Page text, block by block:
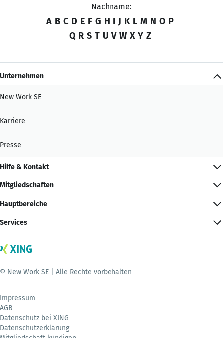
Nachname:
A B C D E F G H I J K L M N O P
Q R S T U V W X Y Z
Unternehmen
New Work SE
Karriere
Presse
Hilfe & Kontakt
Mitgliedschaften
Hauptbereiche
Services
© New Work SE | Alle Rechte vorbehalten
Impressum
AGB
Datenschutz bei XING
Datenschutzerklärung